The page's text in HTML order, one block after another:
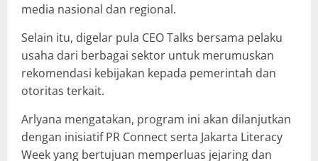
media nasional dan regional.
Selain itu, digelar pula CEO Talks bersama pelaku
usaha dari berbagai sektor untuk merumuskan
rekomendasi kebijakan kepada pemerintah dan
otoritas terkait.
Arlyana mengatakan, program ini akan dilanjutkan
dengan inisiatif PR Connect serta Jakarta Literacy
Week yang bertujuan memperluas jejaring dan